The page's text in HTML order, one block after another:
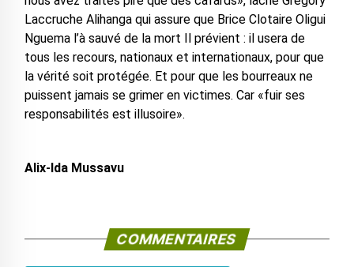
Laccruche Alihanga qui assure que Brice Clotaire Oligui
Nguema l’à sauvé de la mort Il prévient : il usera de
tous les recours, nationaux et internationaux, pour que
la vérité soit protégée. Et pour que les bourreaux ne
puissent jamais se grimer en victimes. Car «fuir ses
responsabilités est illusoire».
Alix-Ida Mussavu
COMMENTAIRES